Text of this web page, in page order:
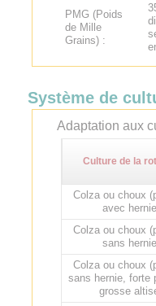
PMG (Poids
de Mille
Grains) :
Système de
Adaptation aux
Culture de la
Colza ou choux
avec
Colza ou choux
sans
Colza ou choux
sans hernie, forte
grosse